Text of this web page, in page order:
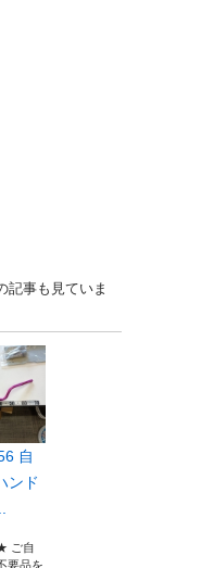
記事も見ていま
自
ンド
自
要品を